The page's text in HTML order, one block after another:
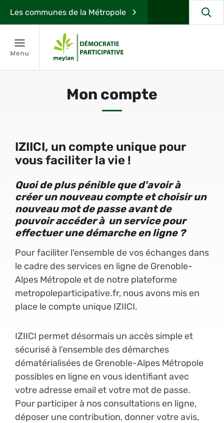
Les communes de la Métropole
Mon compte
IZIICI, un compte unique pour
vous faciliter la vie !
Quoi de plus pénible que d'avoir à
créer un nouveau compte et choisir un
nouveau mot de passe avant de
pouvoir accéder à un service pour
effectuer une démarche en ligne ?
Pour faciliter l'ensemble de vos échanges dans
le cadre des services en ligne de Grenoble-
Alpes Métropole et de notre plateforme
metropoleparticipative.fr, nous avons mis en
place le compte unique IZIICI.
IZIICI permet désormais un accès simple et
sécurisé à l'ensemble des démarches
dématérialisées de Grenoble-Alpes Métropole
possibles en ligne en vous identifiant avec
votre adresse email et votre mot de passe.
Pour participer à nos consultations en ligne,
déposer une contribution, donner votre avis,